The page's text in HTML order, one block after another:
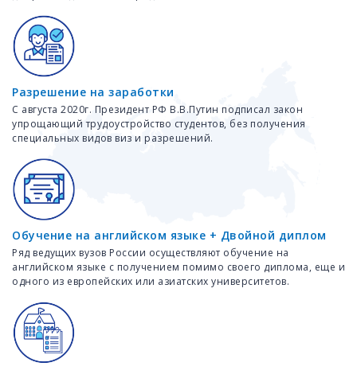
Разрешение на заработки
С августа 2020г. Президент РФ В.В.Путин подписал закон
упрощающий трудоустройство студентов, без получения
специальных видов виз и разрешений.
Обучение на английском языке + Двойной диплом
Ряд ведущих вузов России осуществляют обучение на
английском языке с получением помимо своего диплома, еще и
одного из европейских или азиатских университетов.